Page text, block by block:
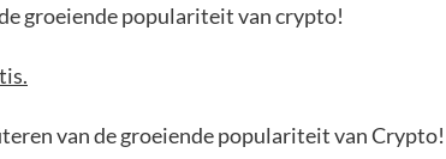
groeiende populariteit van crypto!
van de groeiende populariteit van Crypto!